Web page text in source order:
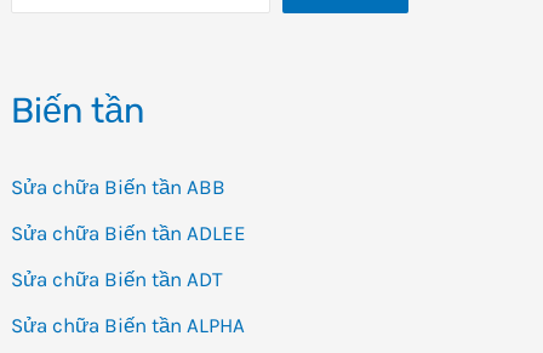
Biến tần
Sửa chữa Biến tần ABB
Sửa chữa Biến tần ADLEE
Sửa chữa Biến tần ADT
Sửa chữa Biến tần ALPHA